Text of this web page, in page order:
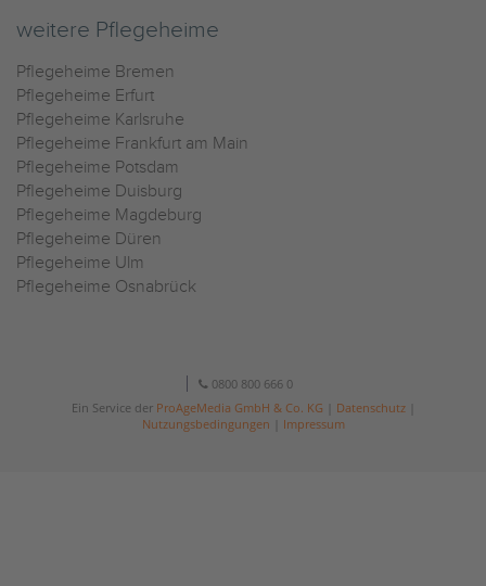
weitere Pflegeheime
Pflegeheime Bremen
Pflegeheime Erfurt
Pflegeheime Karlsruhe
Pflegeheime Frankfurt am Main
Pflegeheime Potsdam
Pflegeheime Duisburg
Pflegeheime Magdeburg
Pflegeheime Düren
Pflegeheime Ulm
Pflegeheime Osnabrück
0800 800 666 0
Ein Service der ProAgeMedia GmbH & Co. KG Datenschutz|
Nutzungsbedingungen
Impressum